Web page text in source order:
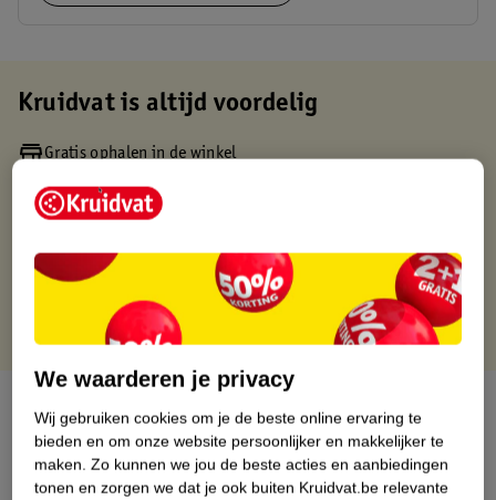
Kruidvat is altijd voordelig
Gratis ophalen in de winkel
Gratis thuisbezorgd vanaf 50.00
Gratis punten met je Kruidvat kaart
Over dit product
Productinformatie
We waarderen je privacy
Wij gebruiken cookies om je de beste online ervaring te
bieden en om onze website persoonlijker en makkelijker te
maken. Zo kunnen we jou de beste acties en aanbiedingen
tonen en zorgen we dat je ook buiten Kruidvat.be relevante